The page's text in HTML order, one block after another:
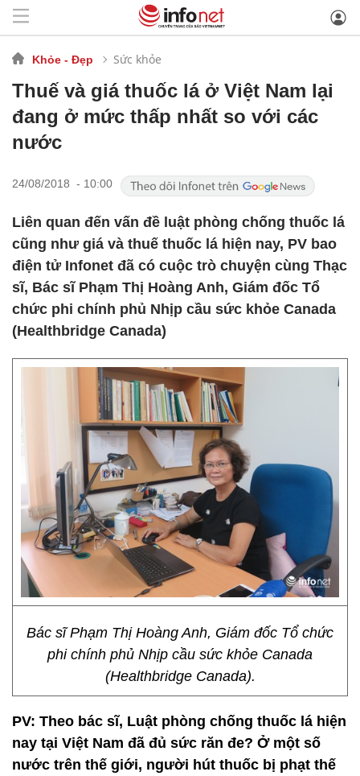
Khỏe - Đẹp Sức khỏe
Thuế và giá thuốc lá ở Việt Nam lại
đang ở mức thấp nhất so với các
nước
24/08/2018 - 10:00
Liên quan đến vấn đề luật phòng chống thuốc lá
cũng như giá và thuế thuốc lá hiện nay, PV bao
điện tử Infonet đã có cuộc trò chuyện cùng Thạc
sĩ, Bác sĩ Phạm Thị Hoàng Anh, Giám đốc Tổ
chức phi chính phủ Nhịp cầu sức khỏe Canada
(Healthbridge Canada)
Bác sĩ Phạm Thị Hoàng Anh, Giám đốc Tổ chức
phi chính phủ Nhịp cầu sức khỏe Canada
(Healthbridge Canada).
PV: Theo bác sĩ, Luật phòng chống thuốc lá hiện
nay tại Việt Nam đã đủ sức răn đe? Ở một số
nước trên thế giới, người hút thuốc bị phạt thế